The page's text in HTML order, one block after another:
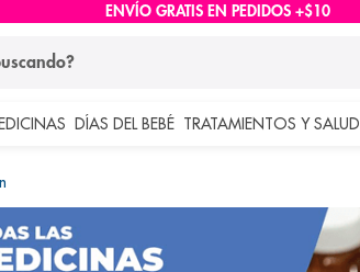
ENVÍO GRATIS EN PEDIDOS +$10
DÍAS DEL BEBÉ TRATAMIENTOS Y SALUD
más buscados